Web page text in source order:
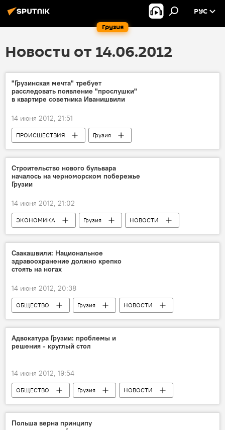
Грузия
РУС
Новости от 14.06.2012
"Грузинская мечта" требует
расследовать появление "прослушки"
в квартире советника Иванишвили
14 июня 2012, 21:51
ПРОИСШЕСТВИЯ
Грузия
НОВОСТИ
Строительство нового бульвара
началось на черноморском побережье
Грузии
14 июня 2012, 21:02
ЭКОНОМИКА Грузия
НОВОСТИ
ОБЩЕСТВО
Саакашвили: Национальное
здравоохранение должно крепко
стоять на ногах
14 июня 2012, 20:38
ОБЩЕСТВО Грузия НОВОСТИ
Адвокатура Грузии: проблемы и
решения - круглый стол
14 июня 2012, 19:54
ОБЩЕСТВО Грузия
НОВОСТИ
Анонсы
Польша верна принципу